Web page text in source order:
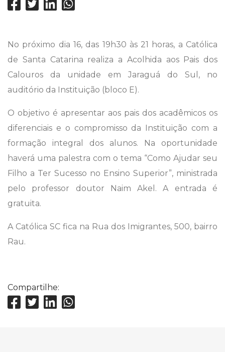
No próximo dia 16, das 19h30 às 21 horas, a Católica
de Santa Catarina realiza a Acolhida aos Pais dos
Calouros da unidade em Jaraguá do Sul, no
auditório da Instituição (bloco E).
O objetivo é apresentar aos pais dos acadêmicos os
diferenciais e o compromisso da Instituição com a
formação integral dos alunos. Na oportunidade
haverá uma palestra com o tema “Como Ajudar seu
Filho a Ter Sucesso no Ensino Superior”, ministrada
pelo professor doutor Naim Akel. A entrada é
gratuita.
A Católica SC fica na Rua dos Imigrantes, 500, bairro
Rau.
Compartilhe: